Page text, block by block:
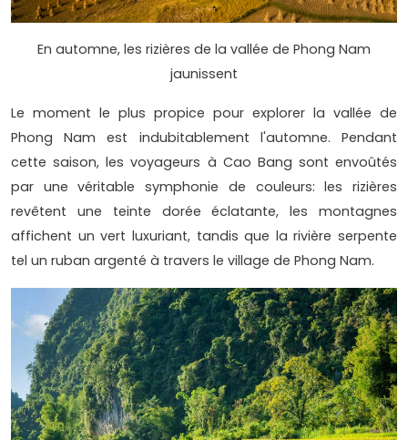
En automne, les rizières de la vallée de Phong Nam
jaunissent
Le moment le plus propice pour explorer la vallée de
Phong Nam est indubitablement l'automne. Pendant
cette saison, les voyageurs à Cao Bang sont envoûtés
par une véritable symphonie de couleurs: les rizières
revêtent une teinte dorée éclatante, les montagnes
affichent un vert luxuriant, tandis que la rivière serpente
tel un ruban argenté à travers le village de Phong Nam.